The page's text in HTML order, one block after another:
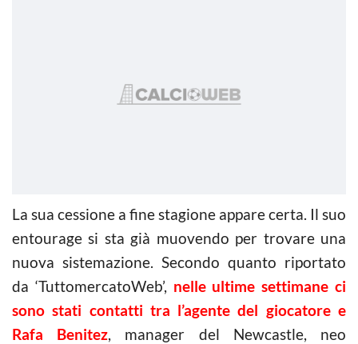
La sua cessione a fine stagione appare certa. Il suo
entourage si sta già muovendo per trovare una
nuova sistemazione. Secondo quanto riportato
da ‘TuttomercatoWeb’, nelle ultime settimane ci
sono stati contatti tra l’agente del giocatore e
Rafa Benitez, manager del Newcastle, neo